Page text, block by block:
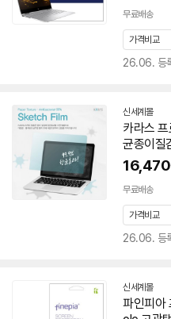
무료배송
가격비교
26.06. 등
신세계몰
카라스
균종이질
16,470
무료배송
가격비교
26.06. 등
신세계몰
파인피